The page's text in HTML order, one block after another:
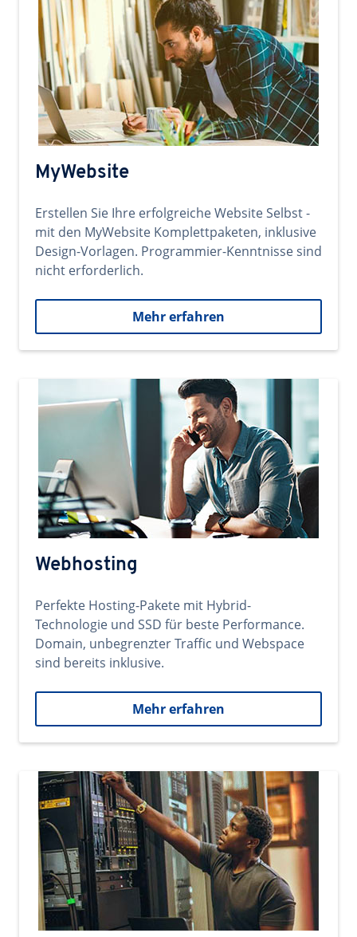
MyWebsite
Erstellen Sie Ihre erfolgreiche Website Selbst -
mit den MyWebsite Komplettpaketen, inklusive
Design-Vorlagen. Programmier-Kenntnisse sind
nicht erforderlich.
Mehr erfahren
Webhosting
Perfekte Hosting-Pakete mit Hybrid-
Technologie und SSD für beste Performance.
Domain, unbegrenzter Traffic und Webspace
sind bereits inklusive.
Mehr erfahren